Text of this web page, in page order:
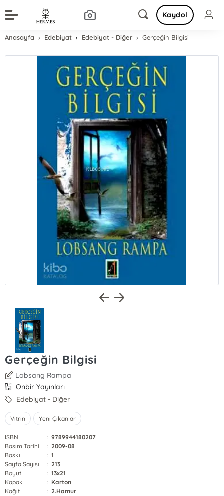
Kaydol
Anasayfa Edebiyat Edebiyat - Diğer Gerçeğin Bilgisi
Gerçeğin Bilgisi
Lobsang Rampa
Onbir Yayınları
Edebiyat - Diğer
Vitrin Yeni Çıkanlar
ISBN : 9789944180207
Basım Tarihi
: 2009-08
Baskı
: 1
Sayfa Sayısı
: 213
Boyut
: 13x21
Kapak
: Karton
Kağıt
: 2.Hamur